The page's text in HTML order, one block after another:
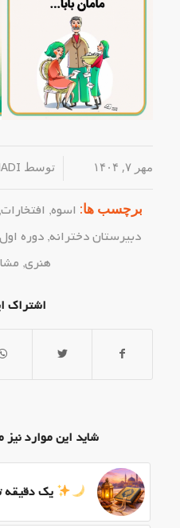
مهر ۷, ۱۴۰۴ / توسط
برچسب ها: اسوه, افتخارات
دبیرستان دخترانه, دوره اول
هنری,
اشتراک
شاید این موارد نیز
یک دقیقه